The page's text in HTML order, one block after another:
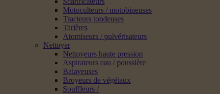
Motoculteurs / motobineuses
Tracteurs tondeuses
Tarières
Atomiseurs / pulvérisateurs
Nettoyer
Nettoyeurs haute pression
Aspirateurs eau / poussière
Balayeuses
Broyeurs de végétaux
Souffleurs /